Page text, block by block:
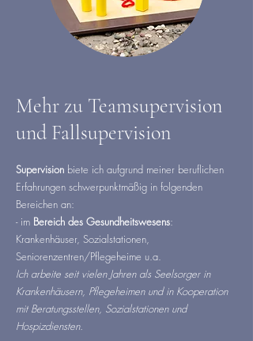
Mehr zu Teamsupervision
und Fallsupervision
Supervision biete ich aufgrund meiner beruflichen
Erfahrungen schwerpunktmäßig in folgenden
Bereichen an:
- im Bereich des Gesundheitswesens:
Krankenhäuser, Sozialstationen,
Seniorenzentren/Pflegeheime u.a.
Ich arbeite seit vielen Jahren als Seelsorger in
Krankenhäusern, Pflegeheimen und in Kooperation
mit Beratungsstellen, Sozialstationen und
Hospizdiensten.